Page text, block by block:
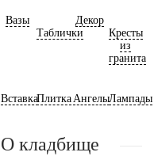
Вазы
Таблички
Декор
Кресты
из
гранита
ВставкаПлитка АнгелыЛампады
О кладбище